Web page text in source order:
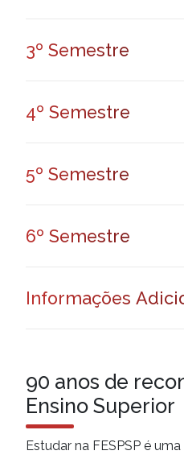
3º Semestre
4º Semestre
5º Semestre
6º Semestre
Informações
90 anos de
Ensino Superior
Estudar na FESPSP é